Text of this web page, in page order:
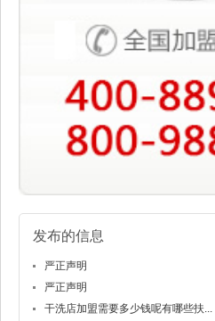
发布的信息
严正声明
严正声明
干洗店加盟需要多少钱呢有哪些扶...